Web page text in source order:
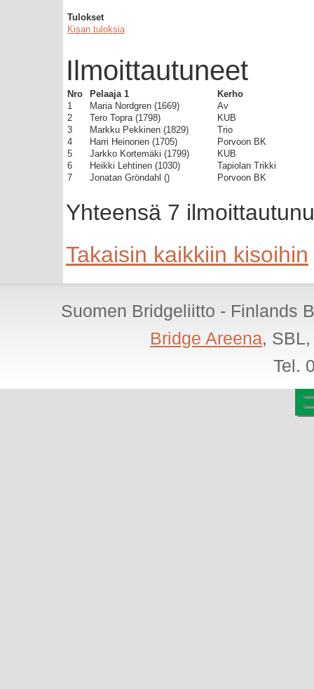
Tulokset
Kisan tuloksia
Ilmoittautuneet
Nro Pelaaja 1
Kerho
1
Maria Nordgren (1669)
Av
2
Tero Topra (1798)
KUB
3
Markku Pekkinen (1829)
Trio
4
Harri Heinonen (1705)
Porvoon BK
5
Jarkko Kortemäki (1799)
KUB
6
Heikki Lehtinen (1030)
Tapiolan Trikki
7
Jonatan Gröndahl () Porvoon BK
Yhteensä 7
Takaisin kaikkiin kisoihin
Suomen Bridgeliitto - Finlands
Bridge Areena,
Tel.